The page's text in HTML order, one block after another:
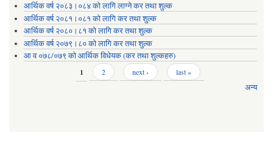
आर्थिक वर्ष २०८३।०८४ को लागि लाग्ने कर तथा शुल्क
आर्थिक वर्ष २०८१।०८१ को लागि कर तथा शुल्क
आर्थिक वर्ष २०८०।८१ को लागि कर तथा शुल्क
आर्थिक वर्ष २०७९।८० को लागि कर तथा शुल्क
आ व ०७८/०७९ को आर्थिक विधेयक (कर तथा शुल्कहरु)
1 2 next › last »
अन्य